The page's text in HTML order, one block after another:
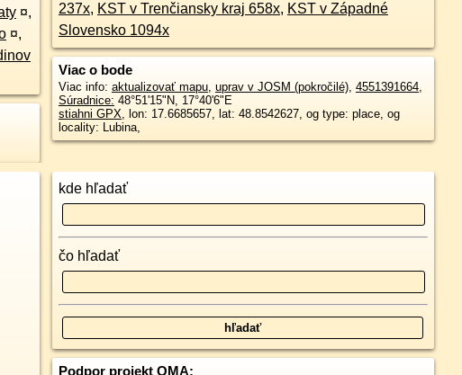
¤,
¤,
237x, KST v Trenčiansky kraj 658x, KST v Západné
Slovensko 1094x
Viac o bode
Viac info: aktualizovať mapu, uprav v JOSM (pokročilé), 4551391664,
Súradnice: 48°51'15"N, 17°40'6"E
stiahni GPX, lon: 17.6685657, lat: 48.8542627, og type: place, og
locality: Lubina,
kde hľadať
čo hľadať
Podpor projekt OMA: